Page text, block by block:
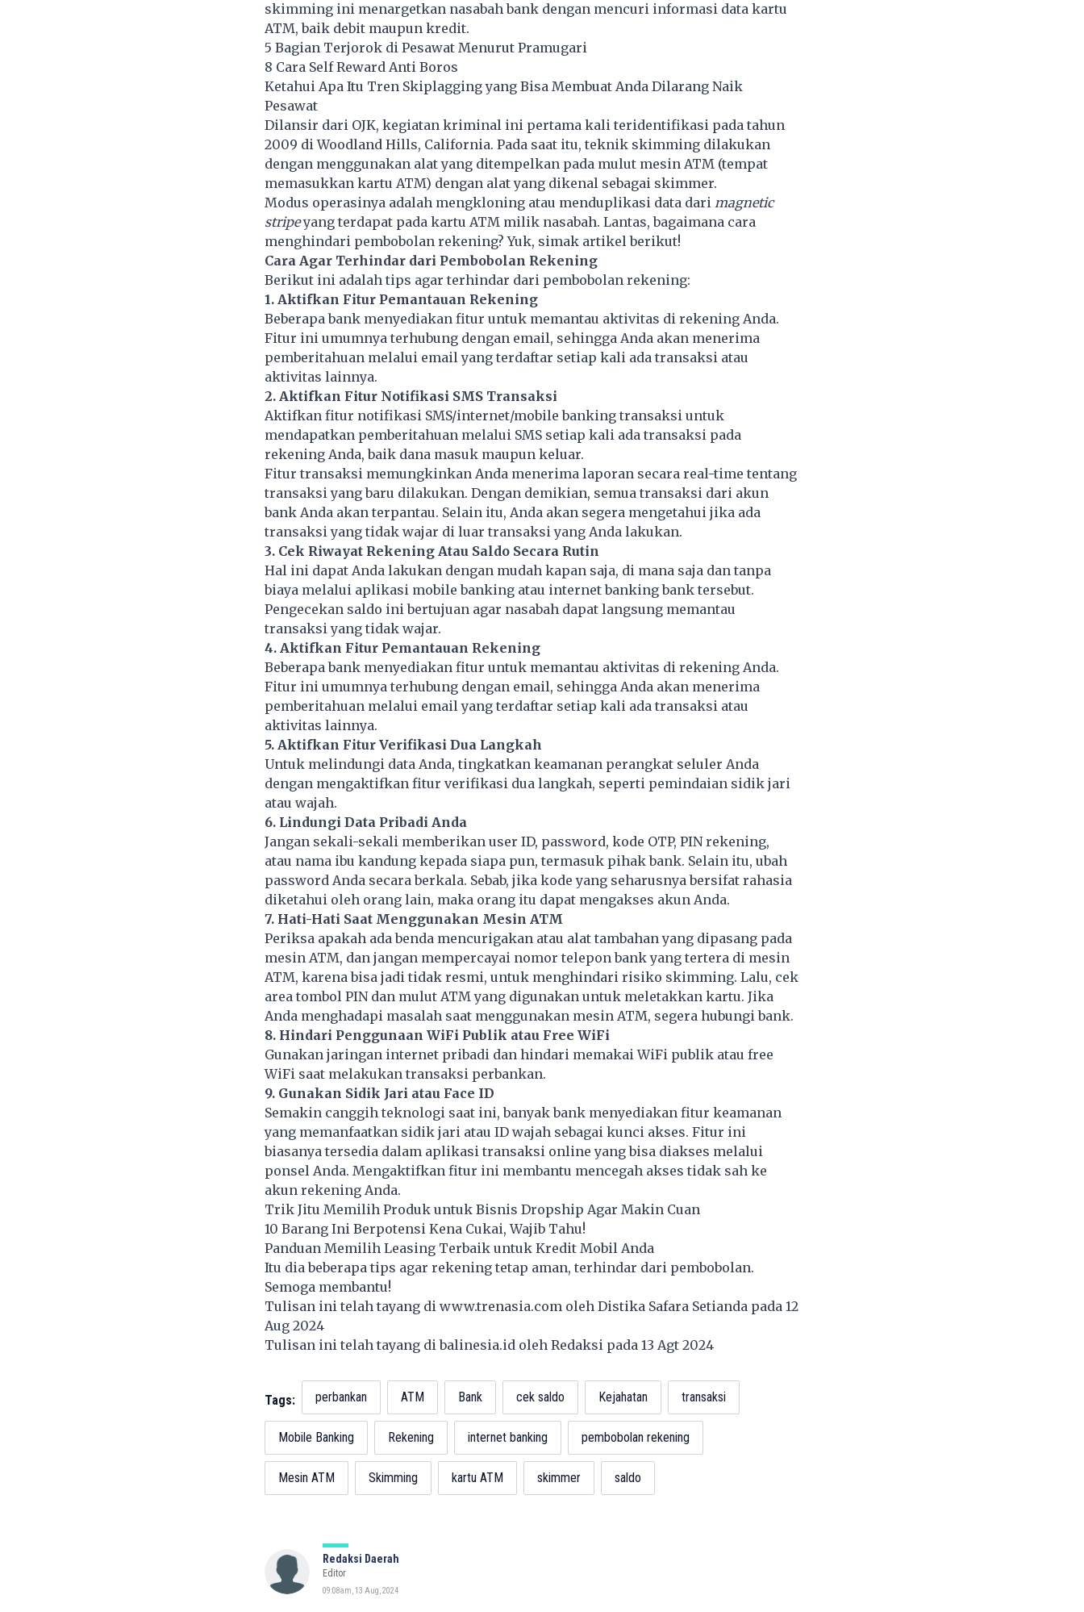
skimming ini menargetkan nasabah bank dengan mencuri informasi data kartu
ATM, baik debit maupun kredit.
5 Bagian Terjorok di Pesawat Menurut Pramugari
8 Cara Self Reward Anti Boros
Ketahui Apa Itu Tren Skiplagging yang Bisa Membuat Anda Dilarang Naik
Pesawat
Dilansir dari OJK, kegiatan kriminal ini pertama kali teridentifikasi pada tahun
2009 di Woodland Hills, California. Pada saat itu, teknik skimming dilakukan
dengan menggunakan alat yang ditempelkan pada mulut mesin ATM (tempat
memasukkan kartu ATM) dengan alat yang dikenal sebagai skimmer.
Modus operasinya adalah mengkloning atau menduplikasi data dari magnetic
stripeyang terdapat pada kartu ATM milik nasabah. Lantas, bagaimana cara
menghindari pembobolan rekening? Yuk, simak artikel berikut!
Cara Agar Terhindar dari Pembobolan Rekening
Berikut ini adalah tips agar terhindar dari pembobolan rekening:
1. Aktifkan Fitur Pemantauan Rekening
Beberapa bank menyediakan fitur untuk memantau aktivitas di rekening Anda.
Fitur ini umumnya terhubung dengan email, sehingga Anda akan menerima
pemberitahuan melalui email yang terdaftar setiap kali ada transaksi atau
aktivitas lainnya.
2. Aktifkan Fitur Notifikasi SMS Transaksi
Aktifkan fitur notifikasi SMS/internet/mobile banking transaksi untuk
mendapatkan pemberitahuan melalui SMS setiap kali ada transaksi pada
rekening Anda, baik dana masuk maupun keluar.
Fitur transaksi memungkinkan Anda menerima laporan secara real-time tentang
transaksi yang baru dilakukan. Dengan demikian, semua transaksi dari akun
bank Anda akan terpantau. Selain itu, Anda akan segera mengetahui jika ada
transaksi yang tidak wajar di luar transaksi yang Anda lakukan.
3. Cek Riwayat Rekening Atau Saldo Secara Rutin
Hal ini dapat Anda lakukan dengan mudah kapan saja, di mana saja dan tanpa
biaya melalui aplikasi mobile banking atau internet banking bank tersebut.
Pengecekan saldo ini bertujuan agar nasabah dapat langsung memantau
transaksi yang tidak wajar.
4. Aktifkan Fitur Pemantauan Rekening
Beberapa bank menyediakan fitur untuk memantau aktivitas di rekening Anda.
Fitur ini umumnya terhubung dengan email, sehingga Anda akan menerima
pemberitahuan melalui email yang terdaftar setiap kali ada transaksi atau
aktivitas lainnya.
5. Aktifkan Fitur Verifikasi Dua Langkah
Untuk melindungi data Anda, tingkatkan keamanan perangkat seluler Anda
dengan mengaktifkan fitur verifikasi dua langkah, seperti pemindaian sidik jari
atau wajah.
6. Lindungi Data Pribadi Anda
Jangan sekali-sekali memberikan user ID, password, kode OTP, PIN rekening,
atau nama ibu kandung kepada siapa pun, termasuk pihak bank. Selain itu, ubah
password Anda secara berkala. Sebab, jika kode yang seharusnya bersifat rahasia
diketahui oleh orang lain, maka orang itu dapat mengakses akun Anda.
7. Hati-Hati Saat Menggunakan Mesin ATM
Periksa apakah ada benda mencurigakan atau alat tambahan yang dipasang pada
mesin ATM, dan jangan mempercayai nomor telepon bank yang tertera di mesin
ATM, karena bisa jadi tidak resmi, untuk menghindari risiko skimming. Lalu, cek
area tombol PIN dan mulut ATM yang digunakan untuk meletakkan kartu. Jika
Anda menghadapi masalah saat menggunakan mesin ATM, segera hubungi bank.
8. Hindari Penggunaan WiFi Publik atau Free WiFi
Gunakan jaringan internet pribadi dan hindari memakai WiFi publik atau free
WiFi saat melakukan transaksi perbankan.
9. Gunakan Sidik Jari atau Face ID
Semakin canggih teknologi saat ini, banyak bank menyediakan fitur keamanan
yang memanfaatkan sidik jari atau ID wajah sebagai kunci akses. Fitur ini
biasanya tersedia dalam aplikasi transaksi online yang bisa diakses melalui
ponsel Anda. Mengaktifkan fitur ini membantu mencegah akses tidak sah ke
akun rekening Anda.
Trik Jitu Memilih Produk untuk Bisnis Dropship Agar Makin Cuan
10 Barang Ini Berpotensi Kena Cukai, Wajib Tahu!
Panduan Memilih Leasing Terbaik untuk Kredit Mobil Anda
Itu dia beberapa tips agar rekening tetap aman, terhindar dari pembobolan.
Semoga membantu!
Tulisan ini telah tayang di www.trenasia.comoleh Distika Safara Setianda pada 12
Aug 2024
Tulisan ini telah tayang dibalinesia.idoleh Redaksi pada 13 Agt 2024
Tags: perbankan ATM Bank cek saldo Kejahatan transaksi
Mobile Banking Rekening internet banking pembobolan rekening
Mesin ATM Skimming kartu ATM skimmer saldo
Redaksi Daerah
Editor
09:08am, 13 Aug, 2024